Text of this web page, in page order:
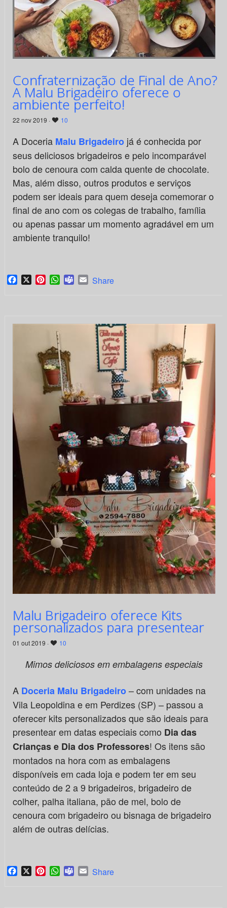
Confraternização de Final de Ano?
A Malu Brigadeiro oferece o
ambiente perfeito!
22 nov 2019 · 10
A Doceria Malu Brigadeirojá é conhecida por
seus deliciosos brigadeiros e pelo incomparável
bolo de cenoura com calda quente de chocolate.
Mas, além disso, outros produtos e serviços
podem ser ideais para quem deseja comemorar o
final de ano com os colegas de trabalho, família
ou apenas passar um momento agradável em um
ambiente tranquilo!
Facebook
X PinterestWhatsApp
TeamsEmail
Share
Malu Brigadeiro oferece Kits
personalizados para presentear
01 out 2019 · 10
Mimos deliciosos em embalagens especiais
A Doceria Malu Brigadeiro– com unidades na
Vila Leopoldina e em Perdizes (SP) – passou a
oferecer kits personalizados que são ideais para
presentear em datas especiais como Dia das
Crianças e Dia dos Professores! Os itens são
montados na hora com as embalagens
disponíveis em cada loja e podem ter em seu
conteúdo de 2 a 9 brigadeiros, brigadeiro de
colher, palha italiana, pão de mel, bolo de
cenoura com brigadeiro ou bisnaga de brigadeiro
além de outras delícias.
Facebook
X PinterestWhatsApp
TeamsEmail
Share